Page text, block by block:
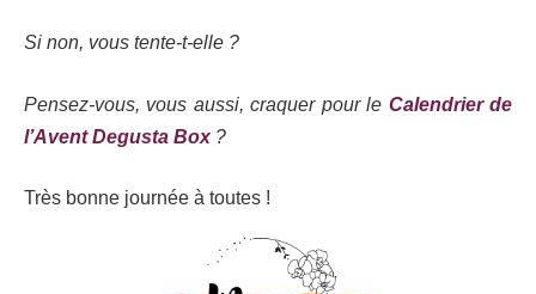
Si non, vous tente-t-elle ?
Pensez-vous, vous aussi, craquer pour le Calendrier de
l’Avent Degusta Box ?
Très bonne journée à toutes !